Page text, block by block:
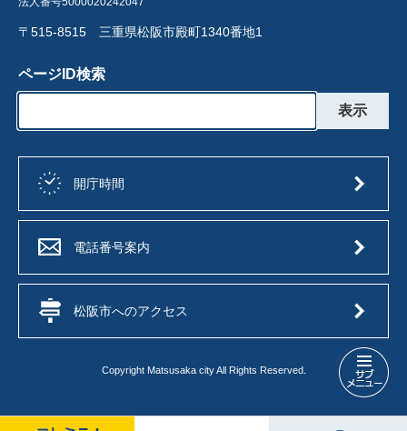
広
広
〒515-8515 三重県松阪市殿町1340番地1
ページID検索
開庁時間
電話番号案内
松阪市へのアクセス
Copyright Matsusaka city All Rights Reserved.